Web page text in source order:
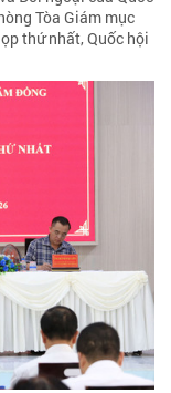
Tòa Giám mục
thứ nhất, Quốc hội